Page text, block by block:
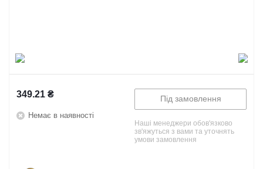
349.21 ₴
Немає в наявності
Під замовлення
Наші менеджери обов'язково
зв'яжуться з вами та уточнять
умови замовлення